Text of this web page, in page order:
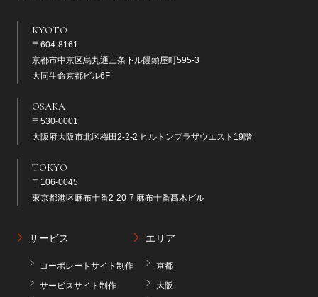
KYOTO
〒604-8161
京都市中京区烏丸通三条下ル饅頭屋町595-3
大同生命京都ビル6F
OSAKA
〒530-0001
大阪府大阪市北区梅田2-2-2 ヒルトンプラザウエスト19階
TOKYO
〒106-0045
東京都港区麻布十番2-20-7 麻布十番髙木ビル
サービス
コーポレートサイト制作
サービスサイト制作
エリア
京都
大阪